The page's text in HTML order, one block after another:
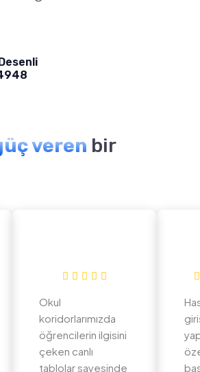
veren bir
Okul
koridorlarımızda
öğrencilerin ilgisini
çeken canlı
tablolar sayesinde